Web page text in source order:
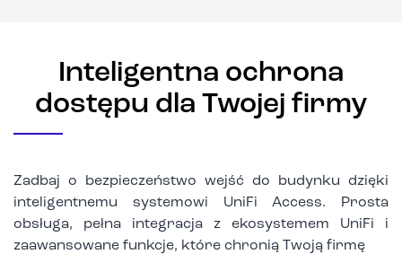
Inteligentna ochrona
dostępu dla Twojej firmy
Zadbaj o bezpieczeństwo wejść do budynku dzięki
inteligentnemu systemowi UniFi Access. Prosta
obsługa, pełna integracja z ekosystemem UniFi i
zaawansowane funkcje, które chronią Twoją firmę